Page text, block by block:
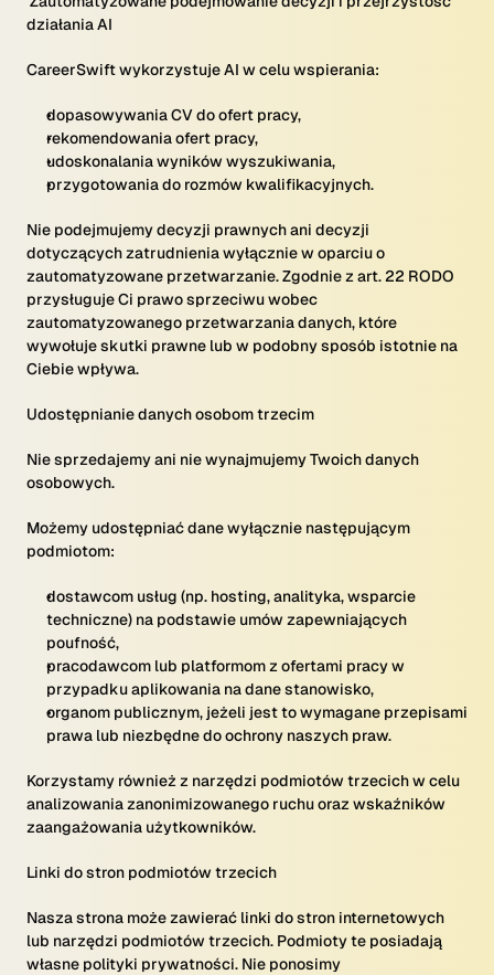
działania AI
CareerSwift wykorzystuje AI w celu wspierania:
dopasowywania CV do ofert pracy,
rekomendowania ofert pracy,
udoskonalania wyników wyszukiwania,
przygotowania do rozmów kwalifikacyjnych.
Nie podejmujemy decyzji prawnych ani decyzji
dotyczących zatrudnienia wyłącznie w oparciu o
zautomatyzowane przetwarzanie. Zgodnie z art. 22 RODO
przysługuje Ci prawo sprzeciwu wobec
zautomatyzowanego przetwarzania danych, które
wywołuje skutki prawne lub w podobny sposób istotnie na
Ciebie wpływa.
Udostępnianie danych osobom trzecim
Nie sprzedajemy ani nie wynajmujemy Twoich danych
osobowych.
Możemy udostępniać dane wyłącznie następującym
podmiotom:
dostawcom usług (np. hosting, analityka, wsparcie
techniczne) na podstawie umów zapewniających
poufność,
pracodawcom lub platformom z ofertami pracy w
przypadku aplikowania na dane stanowisko,
organom publicznym, jeżeli jest to wymagane przepisami
prawa lub niezbędne do ochrony naszych praw.
Korzystamy również z narzędzi podmiotów trzecich w celu
analizowania zanonimizowanego ruchu oraz wskaźników
zaangażowania użytkowników.
Linki do stron podmiotów trzecich
Nasza strona może zawierać linki do stron internetowych
lub narzędzi podmiotów trzecich. Podmioty te posiadają
własne polityki prywatności. Nie ponosimy